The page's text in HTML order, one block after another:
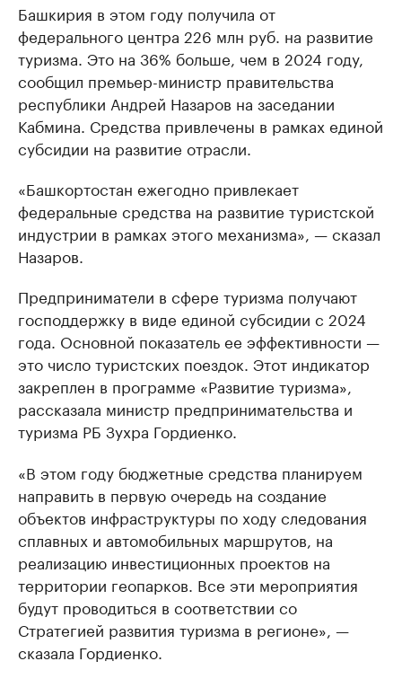
Башкирия в этом году получила от
федерального центра 226 млн руб. на развитие
туризма. Это на 36% больше, чем в 2024 году,
сообщил премьер-министр правительства
республики Андрей Назаров на заседании
Кабмина. Средства привлечены в рамках единой
субсидии на развитие отрасли.
«Башкортостан ежегодно привлекает
федеральные средства на развитие туристской
индустрии в рамках этого механизма», — сказал
Назаров.
Предприниматели в сфере туризма получают
господдержку в виде единой субсидии с 2024
года. Основной показатель ее эффективности —
это число туристских поездок. Этот индикатор
закреплен в программе «Развитие туризма»,
рассказала министр предпринимательства и
туризма РБ Зухра Гордиенко.
«В этом году бюджетные средства планируем
направить в первую очередь на создание
объектов инфраструктуры по ходу следования
сплавных и автомобильных маршрутов, на
реализацию инвестиционных проектов на
территории геопарков. Все эти мероприятия
будут проводиться в соответствии со
Стратегией развития туризма в регионе», —
сказала Гордиенко.